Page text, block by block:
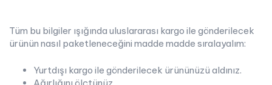
Tüm bu bilgiler ışığında uluslararası kargo ile gönderilecek
ürünün nasıl paketleneceğini madde madde sıralayalım:
Yurtdışı kargo ile gönderilecek ürününüzü aldınız.